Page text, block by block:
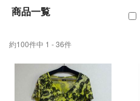
商品一覧
約100件中 1 - 36件